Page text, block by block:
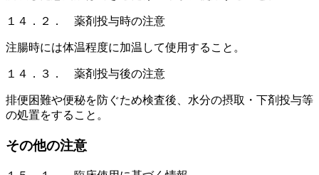
１４．２． 薬剤投与時の注意
注腸時には体温程度に加温して使用すること。
１４．３． 薬剤投与後の注意
排便困難や便秘を防ぐため検査後、水分の摂取・下剤投与等
の処置をすること。
その他の注意